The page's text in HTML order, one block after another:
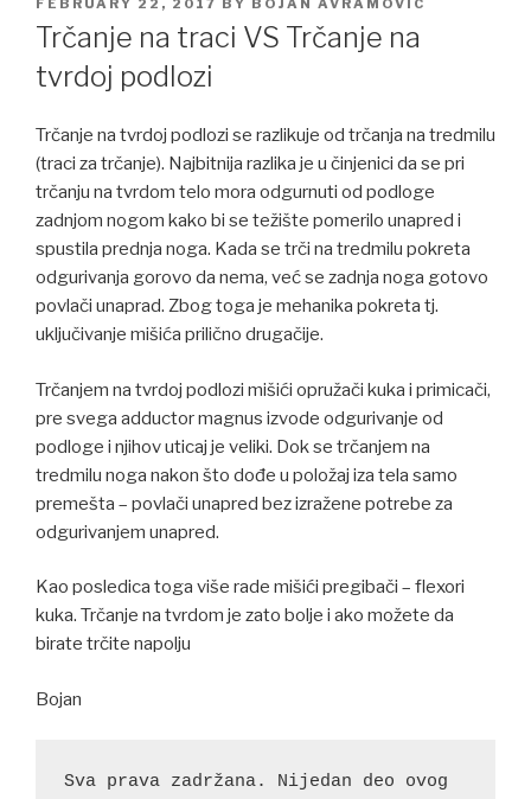
ON
FEBRUARY 22, 2017 BY BOJAN AVRAMOVIC
Trčanje na traci VS Trčanje na
tvrdoj podlozi
Trčanje na tvrdoj podlozi se razlikuje od trčanja na tredmilu
(traci za trčanje). Najbitnija razlika je u činjenici da se pri
trčanju na tvrdom telo mora odgurnuti od podloge
zadnjom nogom kako bi se težište pomerilo unapred i
spustila prednja noga. Kada se trči na tredmilu pokreta
odgurivanja gorovo da nema, već se zadnja noga gotovo
povlači unaprad. Zbog toga je mehanika pokreta tj.
uključivanje mišića prilično drugačije.
Trčanjem na tvrdoj podlozi mišići opružači kuka i primicači,
pre svega adductor magnus izvode odgurivanje od
podloge i njihov uticaj je veliki. Dok se trčanjem na
tredmilu noga nakon što dođe u položaj iza tela samo
premešta – povlači unapred bez izražene potrebe za
odgurivanjem unapred.
Kao posledica toga više rade mišići pregibači – flexori
kuka. Trčanje na tvrdom je zato bolje i ako možete da
birate trčite napolju
Bojan
Sva prava zadržana. Nijedan deo ovog